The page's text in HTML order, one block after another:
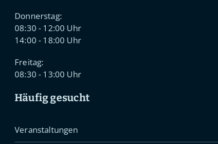
Donnerstag:
08:30 - 12:00 Uhr
14:00 - 18:00 Uhr
Freitag:
08:30 - 13:00 Uhr
Häufig gesucht
Veranstaltungen